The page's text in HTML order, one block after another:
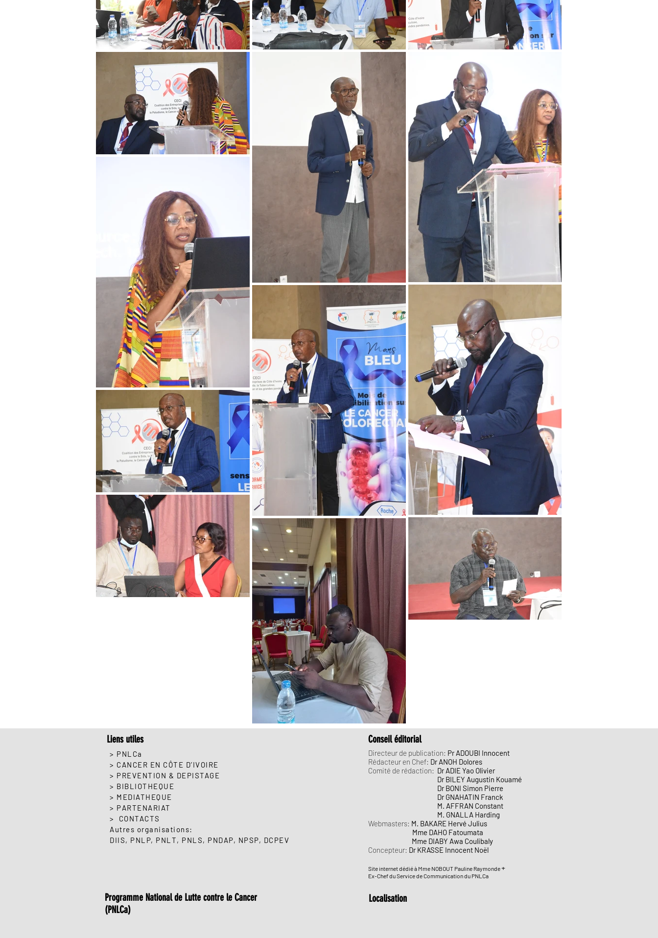
Liens utiles
> PNLCa
> CANCER EN CÔTE D’IVOIRE
> PREVENTION & DEPISTAGE
> BIBLIOTHEQUE
> MEDIATHEQUE
> PARTENARIAT
> CONTACTS
Autres organisations:
DIIS, PNLP, PNLT, PNLS, PNDAP, NPSP, DCPEV
Programme National de Lutte contre le Cancer
(PNLCa)
Conseil éditorial
Directeur de publication: Pr ADOUBI Innocent
Rédacteur en Chef: Dr ANOH Dolores
Comité de rédaction: Dr ADIE Yao Olivier
Dr BILEY Augustin Kouamé
Dr BONI Simon Pierre
Dr GNAHATIN Franck
M. AFFRAN Constant
M. GNALLA Harding
Webmasters: M. BAKARE Hervé Julius
Mme DAHO Fatoumata
Mme DIABY Awa Coulibaly
Concepteur: Dr KRASSE Innocent Noël
Site internet dédié à Mme NOBOUT Pauline Raymonde+
Ex-Chef du Service de Communication du PNLCa
Localisation